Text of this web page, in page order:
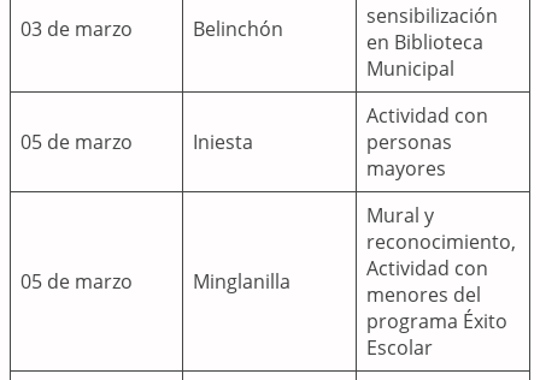
03 de marzo Belinchón
sensibilización
en Biblioteca
Municipal
05 de marzo Iniesta
Actividad con
personas
mayores
05 de marzo Minglanilla
Mural y
reconocimiento,
Actividad con
menores del
programa Éxito
Escolar